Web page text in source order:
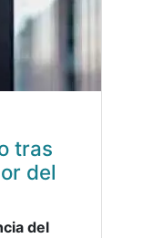
tras
del
del